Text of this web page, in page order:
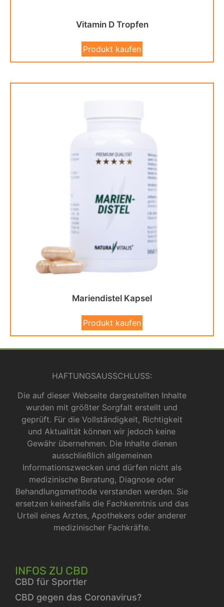
Vitamin D Tropfen
Produkt kaufen
Mariendistel Kapsel
Produkt kaufen
HAFTUNGSAUSSCHLUSS:
Die auf dieser Webseite dargestellten Inhalte
wurden mit größter Sorgfalt erstellt und
geprüft. Für die Vollständigkeit, Richtigkeit
und Aktualität können wir jedoch keine
Gewähr übernehmen. Die Inhalte dienen
ausschließlich allgemeinen
Informationszwecken und dürfen nicht als
medizinische Beratung, Diagnose oder
Behandlungsmethode verstanden werden. Sie
ersetzen keinesfalls die Fachkenntnis und das
Urteil eines Arztes, Apothekers oder anderer
medizinischer Fachkräfte.
INFOS ZU CBD
CBD für Sportler
CBD gegen das Coronavirus?